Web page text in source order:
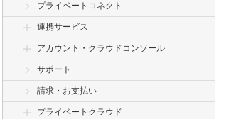
プライベートコネクト
連携サービス
アカウント・クラウドコンソール
サポート
請求・お支払い
プライベートクラウド